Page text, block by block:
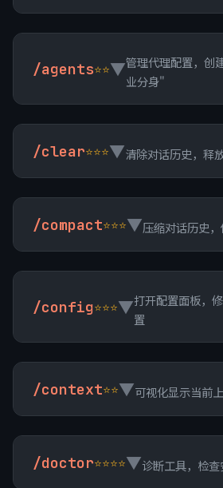
/agents
管理代理配置，创
业分身"
⭐⭐▼
/clear 清除对话历史，释
⭐⭐⭐▼
/compact 压缩对话历史
⭐⭐⭐▼
/config
打开配置面板，
置
⭐⭐⭐▼
/context 可视化显示当前
⭐⭐▼
/doctor 诊断工具，检
⭐⭐⭐⭐▼